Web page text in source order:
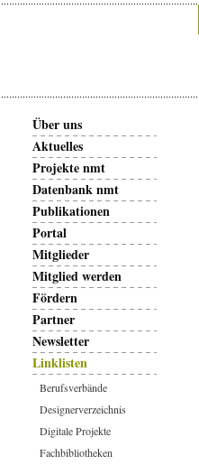
Über uns
Aktuelles
Projekte nmt
Datenbank nmt
Publikationen
Portal
Mitglieder
Mitglied werden
Fördern
Partner
Newsletter
Linklisten
Berufsverbände
Designerverzeichnis
Digitale Projekte
Fachbibliotheken